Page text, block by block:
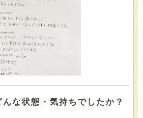
な状態・気持ちでしたか？